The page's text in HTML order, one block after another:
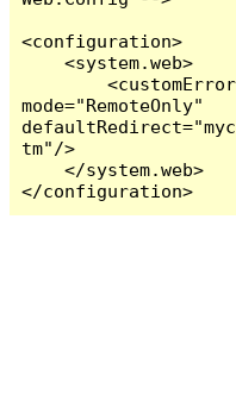
<configuration>
    <system.web>
        <customErrors
mode="RemoteOnly"
tm"/>
    </system.web>
</configuration>